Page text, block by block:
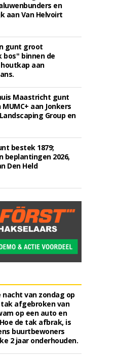
en
aan Van Helvoirt
gunt groot
bos'' binnen de
aan
Maastricht gunt
aan Jonkers
Group en
bestek 1879;
beplantingen 2026,
Den Held
van zondag op
afgebroken van
op een auto en
de tak afbrak, is
buurtbewoners
2 jaar onderhouden.